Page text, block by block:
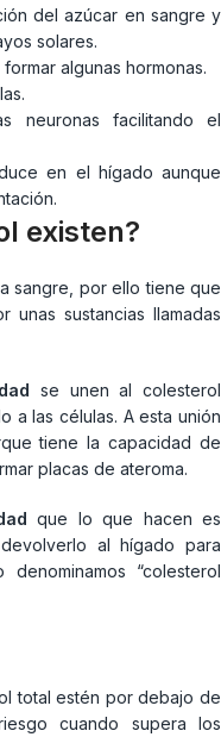
del azúcar en sangre y
solares.
algunas hormonas.
neuronas facilitando el
en el hígado aunque
existen?
sangre, por ello tiene que
sustancias llamadas
se unen al colesterol
a las células. A esta unión
tiene la capacidad de
placas de ateroma.
que lo que hacen es
al hígado para
“colesterol
total estén por debajo de
cuando supera los